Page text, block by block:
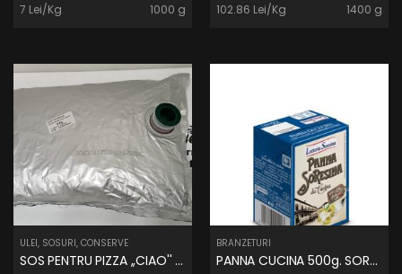
7 Lei/Kg 1000 g 102.86 Lei/Kg 1400 g
ULEI, SOSURI, CONSERVE
SOS PENTRU PIZZA ,,CIAO'' BAG IN BOX
BRANZETURI
PANNA CUCINA 500g. SORESINA